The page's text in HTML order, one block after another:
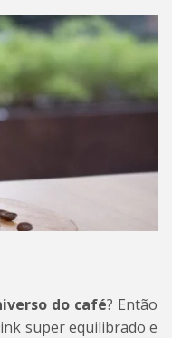
do café? Então
super equilibrado e